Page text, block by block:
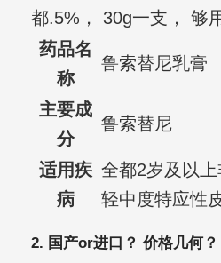
都.5%， 30g一支， 够
药品名
称
鲁索替尼乳膏
主要成
分
鲁索替尼
适用疾
病
全都2岁及以上
轻中度特应性
2. 国产or进口？ 价格几何？